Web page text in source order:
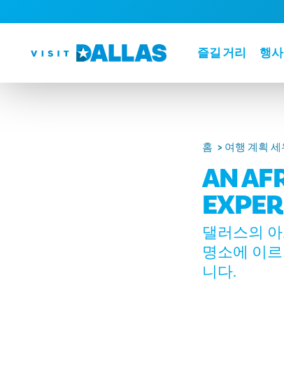
본문으로 건너뛰기
즐길 거리 행사
홈 여행 계획 세
AN
댈러스의
명소에 이
니다.